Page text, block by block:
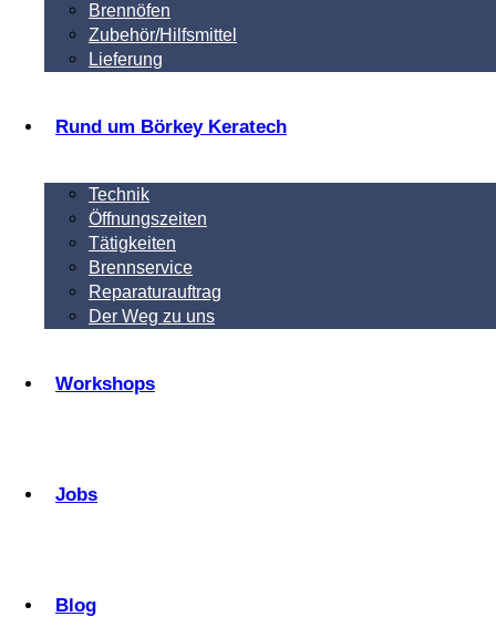
Brennöfen
Zubehör/Hilfsmittel
Lieferung
Rund um Börkey Keratech
Technik
Öffnungszeiten
Tätigkeiten
Brennservice
Reparaturauftrag
Der Weg zu uns
Workshops
Jobs
Blog